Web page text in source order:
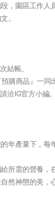
，園區工作人
。
結帳。
購商品』一同
洽IG官方小編。
年產量下，每
所需的營養
然神態的美，